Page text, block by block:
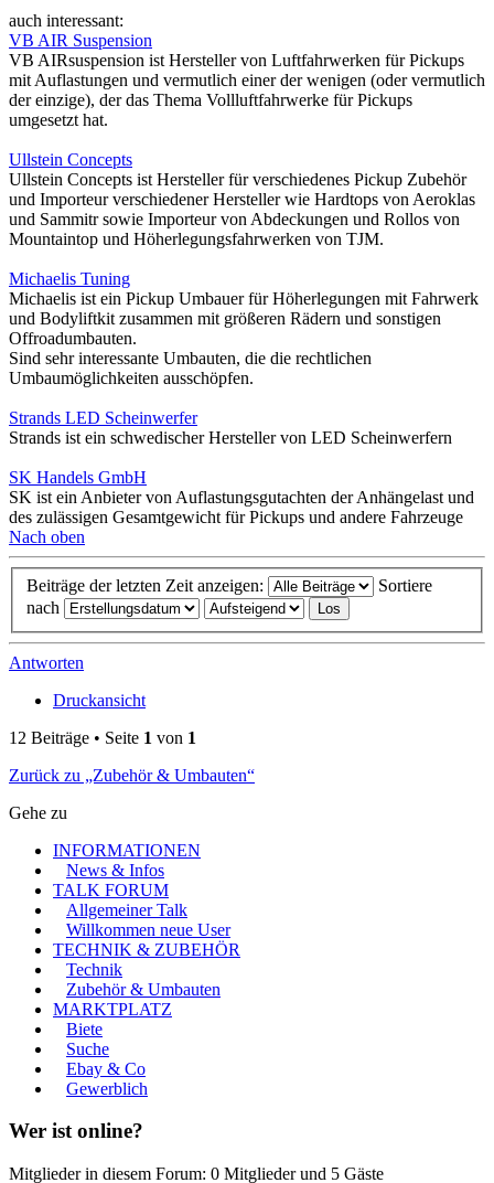
auch interessant:
VB AIR Suspension
VB AIRsuspension ist Hersteller von Luftfahrwerken für Pickups
mit Auflastungen und vermutlich einer der wenigen (oder vermutlich
der einzige), der das Thema Vollluftfahrwerke für Pickups
umgesetzt hat.
Ullstein Concepts
Ullstein Concepts ist Hersteller für verschiedenes Pickup Zubehör
und Importeur verschiedener Hersteller wie Hardtops von Aeroklas
und Sammitr sowie Importeur von Abdeckungen und Rollos von
Mountaintop und Höherlegungsfahrwerken von TJM.
Michaelis Tuning
Michaelis ist ein Pickup Umbauer für Höherlegungen mit Fahrwerk
und Bodyliftkit zusammen mit größeren Rädern und sonstigen
Offroadumbauten.
Sind sehr interessante Umbauten, die die rechtlichen
Umbaumöglichkeiten ausschöpfen.
Strands LED Scheinwerfer
Strands ist ein schwedischer Hersteller von LED Scheinwerfern
SK Handels GmbH
SK ist ein Anbieter von Auflastungsgutachten der Anhängelast und
des zulässigen Gesamtgewicht für Pickups und andere Fahrzeuge
Nach oben
Beiträge der letzten Zeit anzeigen:
Sortiere
nach
Antworten
Druckansicht
12 Beiträge • Seite 1 von 1
Zurück zu „Zubehör & Umbauten“
Gehe zu
INFORMATIONEN
News & Infos
TALK FORUM
Allgemeiner Talk
Willkommen neue User
TECHNIK & ZUBEHÖR
Technik
Zubehör & Umbauten
MARKTPLATZ
Biete
Suche
Ebay & Co
Gewerblich
Wer ist online?
Mitglieder in diesem Forum: 0 Mitglieder und 5 Gäste